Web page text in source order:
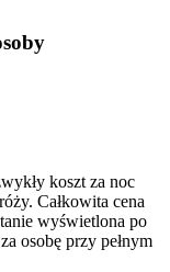
koszt za noc
Całkowita cena
wyświetlona po
osobę przy pełnym